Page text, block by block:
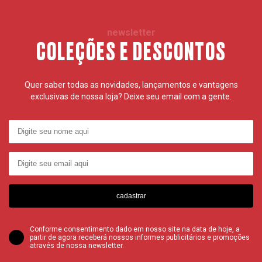
newsletter
COLEÇÕES E DESCONTOS
Quer saber todas as novidades, lançamentos e vantagens
exclusivas de nossa loja? Deixe seu email com a gente.
cadastrar
Conforme consentimento dado em nosso site na data de hoje, a
partir de agora receberá nossos informes publicitários e promoções
através de nossa newsletter.